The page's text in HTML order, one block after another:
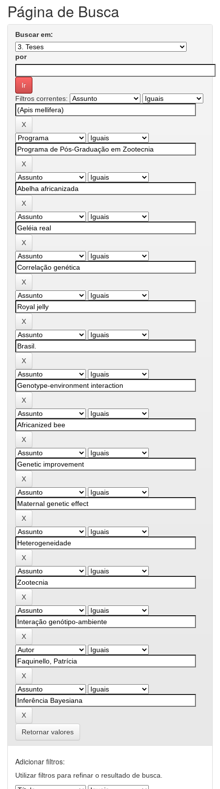
Página de Busca
Buscar em:
por
Filtros correntes:
Retornar valores
Adicionar filtros:
Utilizar filtros para refinar o resultado de busca.